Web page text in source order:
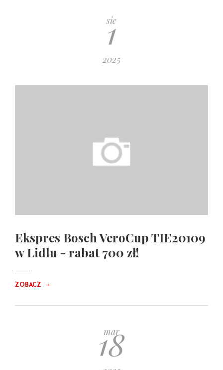
sie
1
2025
Ekspres Bosch VeroCup TIE20109
w Lidlu - rabat 700 zł!
ZOBACZ →
mar
18